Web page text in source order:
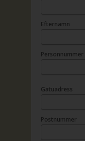
Efternamn
Personnummer
Gatuadress
Postnummer